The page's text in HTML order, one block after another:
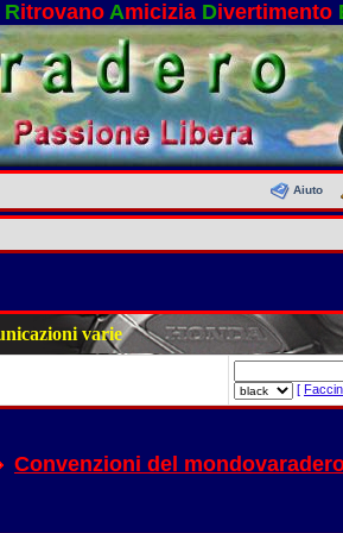
Ritrovano Amicizia Divertimento
Aiuto
varie
[
Convenzioni del